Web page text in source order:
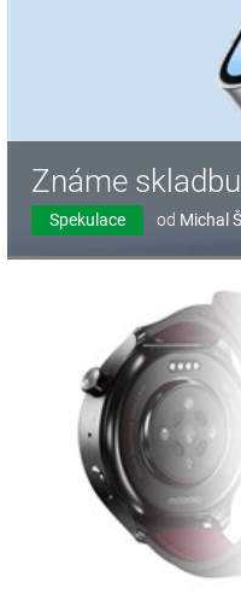
Známe
Spekulace od Michal